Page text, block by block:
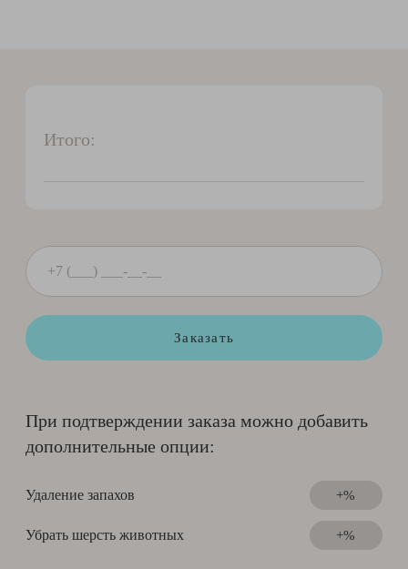
Итого:
Заказать
При подтверждении заказа можно добавить
дополнительные опции:
Удаление запахов +%
Убрать шерсть животных +%